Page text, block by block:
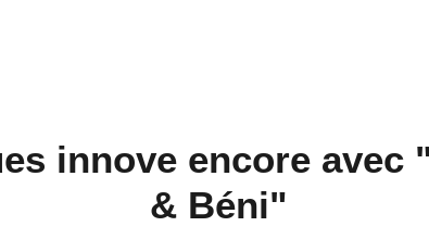
innove encore avec
& Béni"